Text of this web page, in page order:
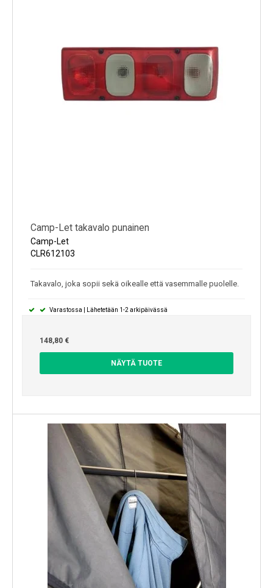
Camp-Let takavalo punainen
Camp-Let
CLR612103
Takavalo, joka sopii sekä oikealle että vasemmalle puolelle.
Varastossa | Lähetetään 1-2 arkipäivässä
148,80 €
NÄYTÄ TUOTE